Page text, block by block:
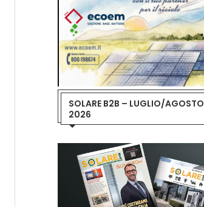
SOLARE B2B – LUGLIO/AGOSTO
2026